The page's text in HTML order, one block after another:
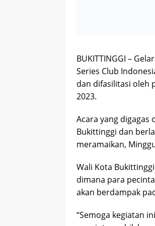
BUKITTINGGI –
Series Club
dan difasilitasi oleh
2023.
Acara yang digagas
Bukittinggi dan
meramaikan,
Wali Kota
dimana para
akan berdampak
“Semoga kegiatan